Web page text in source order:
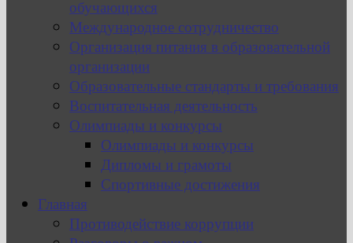
обучающихся
Международное сотрудничество
Организация питания в образовательной
организации
Образовательные стандарты и требования
Воспитательная деятельность
Олимпиады и конкурсы
Олимпиады и конкурсы
Дипломы и грамоты
Спортивные достижения
Главная
Противодействие коррупции